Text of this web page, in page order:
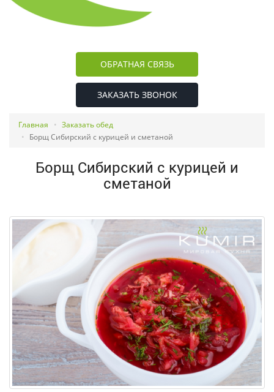
ОБРАТНАЯ СВЯЗЬ
ЗАКАЗАТЬ ЗВОНОК
Главная
Заказать обед
Борщ Сибирский c курицей и сметаной
Борщ Сибирский c курицей и
сметаной